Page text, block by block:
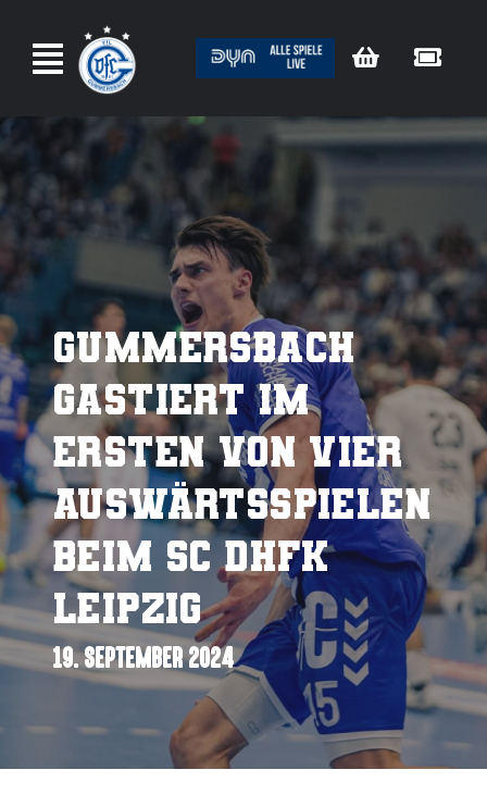
Inhalt
springen
Gummersbach
gastiert im
ersten von vier
Auswärtsspielen
beim SC DHfK
Leipzig
19. SEPTEMBER 2024